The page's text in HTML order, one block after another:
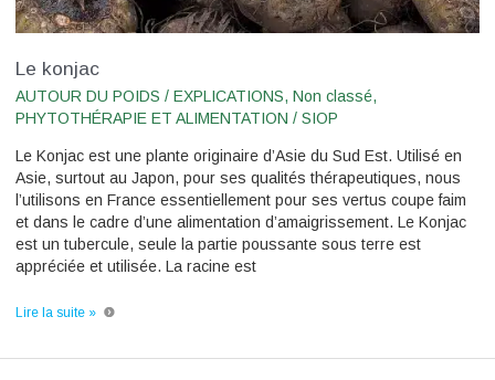
Le konjac
AUTOUR DU POIDS / EXPLICATIONS, Non classé,
PHYTOTHÉRAPIE ET ALIMENTATION / SIOP
Le Konjac est une plante originaire d’Asie du Sud Est. Utilisé en
Asie, surtout au Japon, pour ses qualités thérapeutiques, nous
l’utilisons en France essentiellement pour ses vertus coupe faim
et dans le cadre d’une alimentation d’amaigrissement. Le Konjac
est un tubercule, seule la partie poussante sous terre est
appréciée et utilisée. La racine est
Lire la suite »